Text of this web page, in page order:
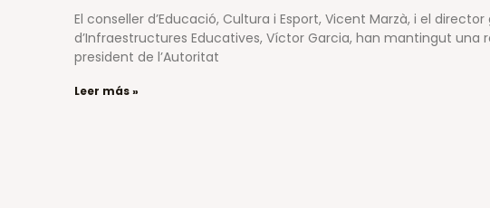
El conseller d’Educació, Cultura i Esport, Vicent Marzà, i el director
d’Infraestructures Educatives, Víctor Garcia, han mantingut una
president de l’Autoritat
Leer más »